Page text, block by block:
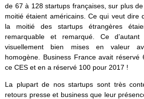
de 67 à 128 startups françaises, sur plus
moitié étaient américains. Ce qui veut dire
la moitié des startups étrangères
remarquable et remarqué. Ce d’autant
visuellement bien mises en valeur
homogène. Business France avait réservé
ce CES et en a réservé 100 pour 2017 !
La plupart de nos startups sont très
retours presse et business que leur